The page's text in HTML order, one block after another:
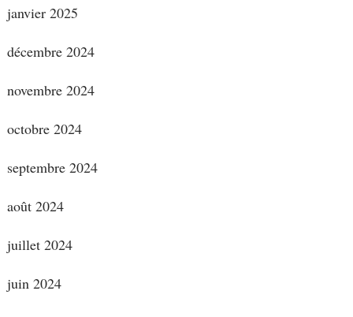
janvier 2025
décembre 2024
novembre 2024
octobre 2024
septembre 2024
août 2024
juillet 2024
juin 2024